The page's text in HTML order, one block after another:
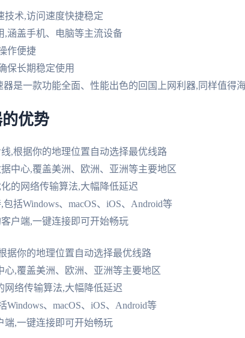
技术,访问速度快捷稳定
,涵盖手机、电脑等主流设备
作便捷
保长期稳定使用
是一款功能全面、性能出色的回国上网利器,同样值得海
优势
,根据你的地理位置自动选择最优线路
中心,覆盖美洲、欧洲、亚洲等主要地区
的网络传输算法,大幅降低延迟
括Windows、macOS、iOS、Android等
户端,一键连接即可开始畅玩
据你的地理位置自动选择最优线路
心,覆盖美洲、欧洲、亚洲等主要地区
网络传输算法,大幅降低延迟
Windows、macOS、iOS、Android等
端,一键连接即可开始畅玩